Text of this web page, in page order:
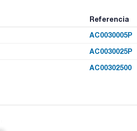
Referencia
AC0030005P
AC0030025P
AC00302500